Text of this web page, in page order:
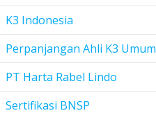
K3 Indonesia
Perpanjangan Ahli K3 Umum
PT Harta Rabel Lindo
Sertifikasi BNSP